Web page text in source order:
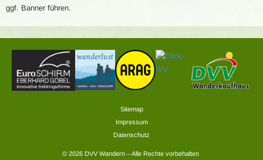
ggf. Banner führen.
Sitemap
Impressum
Datenschutz
© 2026 DVV Wandern – Alle Rechte vorbehalten